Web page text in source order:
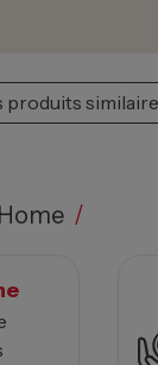
produits
/